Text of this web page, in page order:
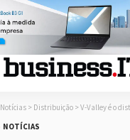
Notícias > Distribuição > V-Valley é o
NOTÍCIAS